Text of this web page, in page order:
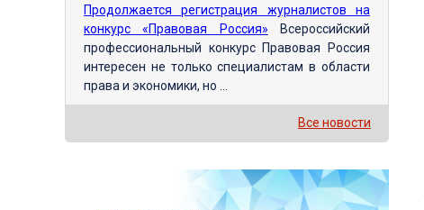
Продолжается регистрация журналистов на
конкурс «Правовая Россия» Всероссийский
профессиональный конкурс Правовая Россия
интересен не только специалистам в области
права и экономики, но ...
Все новости